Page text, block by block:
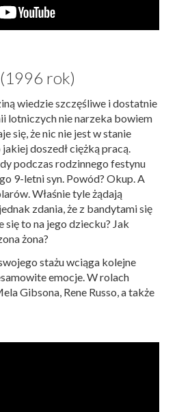
rok)
wiedzie szczęśliwe i dostatnie
lotniczych nie narzeka bowiem
się, że nic nie jest w stanie
doszedł ciężką pracą.
podczas rodzinnego festynu
9-letni syn. Powód? Okup. A
Właśnie tyle żądają
zdania, że z bandytami się
się to na jego dziecku? Jak
żona?
stażu wciąga kolejne
emocje. W rolach
Gibsona, Rene Russo, a także